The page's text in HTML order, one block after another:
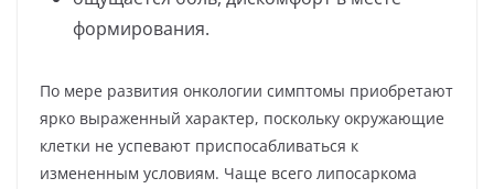
формирования.
По мере развития онкологии симптомы приобретают
ярко выраженный характер, поскольку окружающие
клетки не успевают приспосабливаться к
измененным условиям. Чаще всего липосаркома